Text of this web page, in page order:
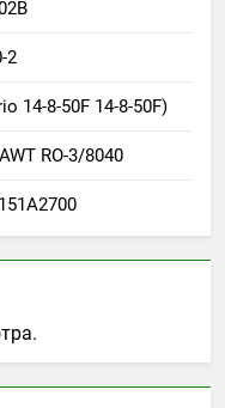
2
14-8-50F 14-8-50F)
RO-3/8040